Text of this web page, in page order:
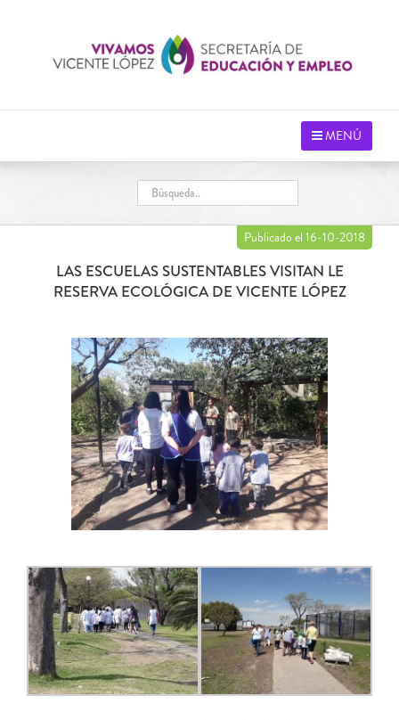
MENÚ
Publicado el 16-10-2018
LAS ESCUELAS SUSTENTABLES VISITAN LE
RESERVA ECOLÓGICA DE VICENTE LÓPEZ